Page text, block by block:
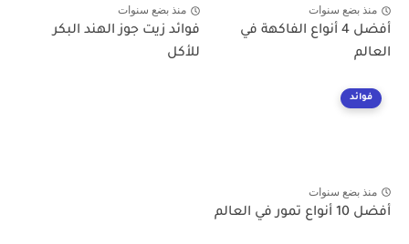
منذ بضع سنوات
أفضل 4 أنواع الفاكهة في
العالم
منذ بضع سنوات
فوائد زيت جوز الهند البكر
للأكل
فوائد
منذ بضع سنوات
أفضل 10 أنواع تمور في العالم